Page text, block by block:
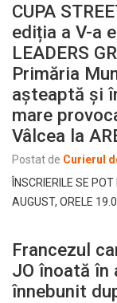
CUPA
ediția a V-a
LEADERS
Primăria
așteaptă și
mare
Vâlcea la
Postat de Curierul
ÎNSCRIERILE SE
AUGUST, ORELE
Francezul
JO înoată în
înnebunit